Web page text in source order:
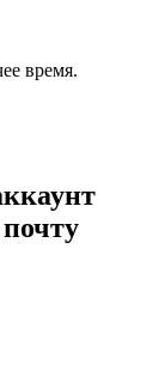
время.
почту